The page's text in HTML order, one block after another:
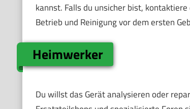
kannst. Falls du unsicher bist,
Betrieb und Reinigung vor dem ersten
Heimwerker
Du willst das Gerät analysieren oder